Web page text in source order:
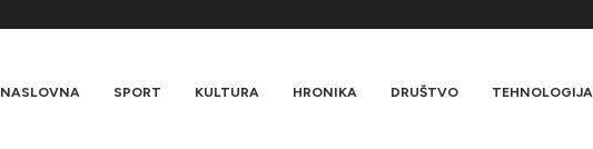
NASLOVNA SPORT KULTURA HRONIKA DRUŠTVO TEHNOLOGIJA